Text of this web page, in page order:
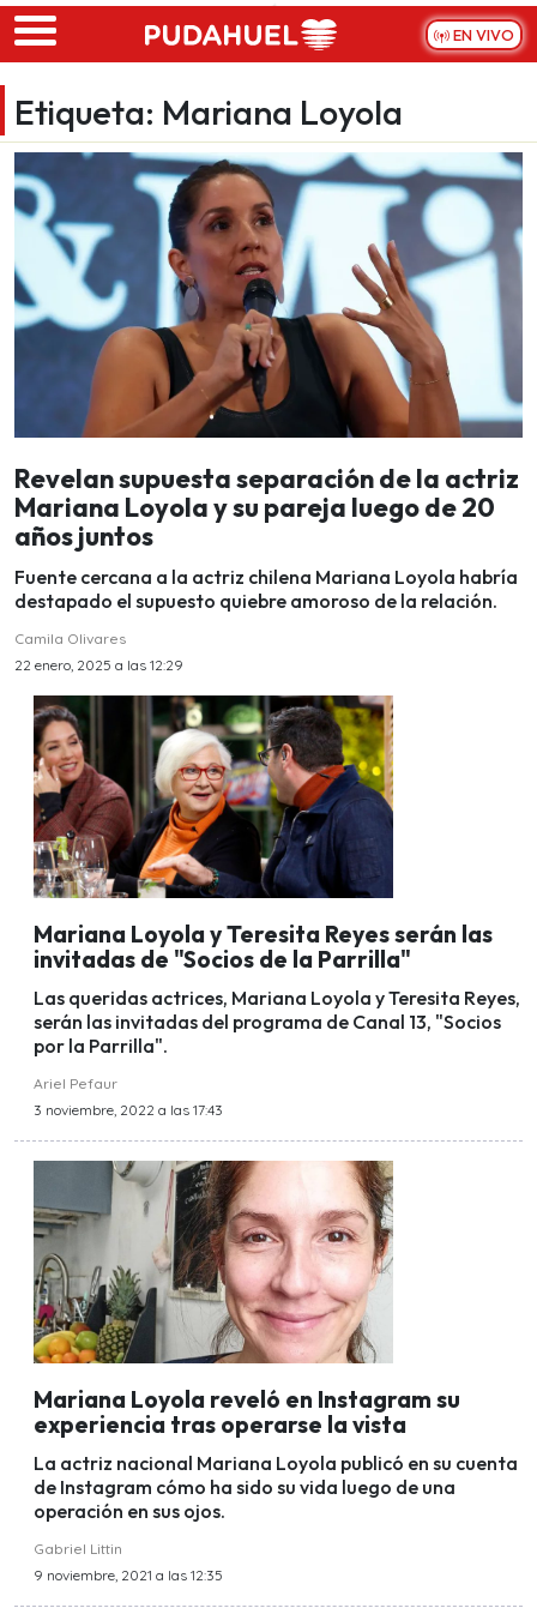
Skip to main content
EN VIVO
Etiqueta: Mariana Loyola
Revelan supuesta separación de la actriz
Mariana Loyola y su pareja luego de 20
años juntos
Fuente cercana a la actriz chilena Mariana Loyola habría
destapado el supuesto quiebre amoroso de la relación.
Camila Olivares
22 enero, 2025 a las 12:29
Mariana Loyola y Teresita Reyes serán las
invitadas de "Socios de la Parrilla"
Las queridas actrices, Mariana Loyola y Teresita Reyes,
serán las invitadas del programa de Canal 13, "Socios
por la Parrilla".
Ariel Pefaur
3 noviembre, 2022 a las 17:43
Mariana Loyola reveló en Instagram su
experiencia tras operarse la vista
La actriz nacional Mariana Loyola publicó en su cuenta
de Instagram cómo ha sido su vida luego de una
operación en sus ojos.
Gabriel Littin
9 noviembre, 2021 a las 12:35